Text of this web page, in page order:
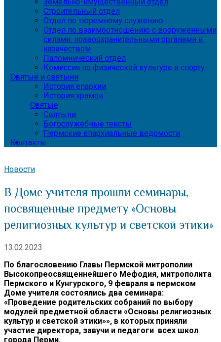
Строительный отдел
Отдел по тюремному служению
Отдел по взаимоотношению с вооруженными
силами, правоохранительными органами и
казачеством
Паломнический отдел
Комиссия по физической культуре и спорту
Святые и святыни
История епархии
История храмов
Святые
Святыни
Богослужебные тексты
Пермские епархиальные ведомости
Контакты
Новости
В Доме учителя прошли семинары,
посвященные предмету «Основы
религиозных культур и светской этики»
13.02.2023
По благословению Главы Пермской митрополии
Высокопреосвященнейшего Мефодия, митрополита
Пермского и Кунгурского, 9 февраля в пермском
Доме учителя состоялись два семинара:
«Проведение родительских собраний по выбору
модулей предметной области «Основы религиозных
культур и светской этики»», в которых приняли
участие директора, завучи и педагоги всех школ
города Перми.